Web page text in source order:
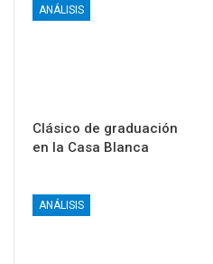
ANÁLISIS
Clásico de graduación
en la Casa Blanca
ANÁLISIS